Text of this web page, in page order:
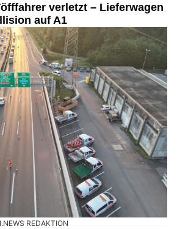
verletzt – Lieferwagen
auf A1
REDAKTION